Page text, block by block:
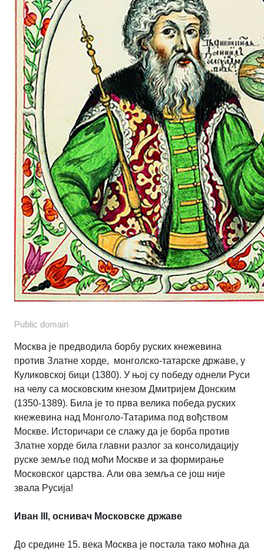
Public domain
Москва је предводила борбу руских кнежевина
против Златне хорде, монголско-татарске државе, у
Куликовској бици (1380). У њој су победу однели Руси
на челу са московским кнезом Дмитријем Донским
(1350-1389). Била је то прва велика победа руских
кнежевина над Монголо-Татарима под вођством
Москве. Историчари се слажу да је борба против
Златне хорде била главни разлог за консолидацију
руске земље под моћи Москве и за формирање
Московског царства. Али ова земља се још није
звала Русија!
Иван III, оснивач Московске државе
До средине 15. века Москва је постала тако моћна да